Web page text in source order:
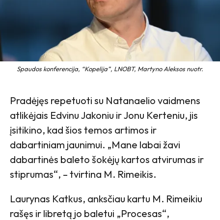
Spaudos konferencija, “Kopelija”, LNOBT, Martyno Aleksos nuotr.
Pradėjęs repetuoti su Natanaelio vaidmens
atlikėjais Edvinu Jakoniu ir Jonu Kerteniu, jis
įsitikino, kad šios temos artimos ir
dabartiniam jaunimui. „Mane labai žavi
dabartinės baleto šokėjų kartos atvirumas ir
stiprumas“, – tvirtina M. Rimeikis.
Laurynas Katkus, anksčiau kartu M. Rimeikiu
rašęs ir libretą jo baletui „Procesas“,